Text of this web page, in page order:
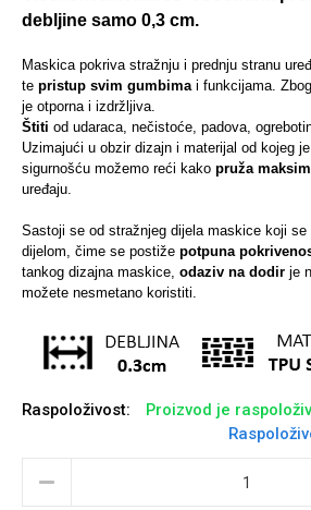
debljine samo 0,3 cm.
Maskica pokriva stražnju i prednju stranu
te pristup svim gumbimai funkcijama.
je otporna i izdržljiva.
Štiti od udaraca, nečistoće, padova,
Uzimajući u obzir dizajn i materijal od kojeg
sigurnošću možemo reći kako pruža
uređaju.
Sastoji se od stražnjeg dijela maskice koji se
dijelom, čime se postiže potpuna
tankog dizajna maskice, odaziv na dodir je
možete nesmetano koristiti.
Raspoloživost:
Proizvod je raspoloživ
Sleng
Životinjsko carstvo
Preklopne maskice